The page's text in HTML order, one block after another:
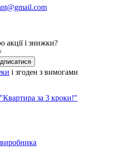
акції і знижки?
і згоден з вимогами
за 3 кроки!"